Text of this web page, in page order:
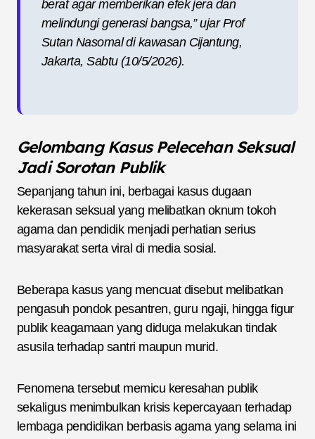
berat agar memberikan efek jera dan
melindungi generasi bangsa,” ujar Prof
Sutan Nasomal di kawasan Cijantung,
Jakarta, Sabtu (10/5/2026).
Gelombang Kasus Pelecehan Seksual
Jadi Sorotan Publik
Sepanjang tahun ini, berbagai kasus dugaan
kekerasan seksual yang melibatkan oknum tokoh
agama dan pendidik menjadi perhatian serius
masyarakat serta viral di media sosial.
Beberapa kasus yang mencuat disebut melibatkan
pengasuh pondok pesantren, guru ngaji, hingga figur
publik keagamaan yang diduga melakukan tindak
asusila terhadap santri maupun murid.
Fenomena tersebut memicu keresahan publik
sekaligus menimbulkan krisis kepercayaan terhadap
lembaga pendidikan berbasis agama yang selama ini